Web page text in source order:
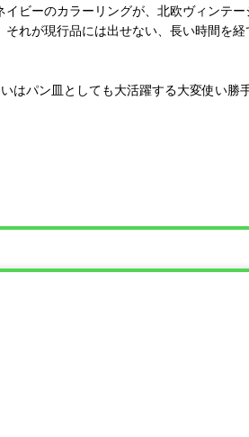
ビーのカラーリングが、北欧ヴィンテ
れが現行品には出せない、長い時間を
パン皿としても大活躍する大変使い